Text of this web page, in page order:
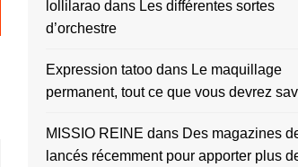
lollilarao dans Les différentes sortes
d’orchestre
Expression tatoo dans Le maquillage
permanent, tout ce que vous devrez
MISSIO REINE dans Des magazines
lancés récemment pour apporter plus